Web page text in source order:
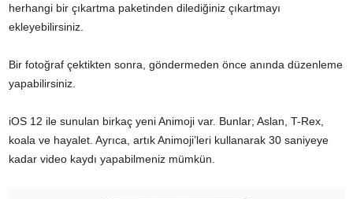
herhangi bir çıkartma paketinden dilediğiniz çıkartmayı
ekleyebilirsiniz.
Bir fotoğraf çektikten sonra, göndermeden önce anında düzenleme
yapabilirsiniz.
iOS 12 ile sunulan birkaç yeni Animoji var. Bunlar; Aslan, T-Rex,
koala ve hayalet. Ayrıca, artık Animoji’leri kullanarak 30 saniyeye
kadar video kaydı yapabilmeniz mümkün.